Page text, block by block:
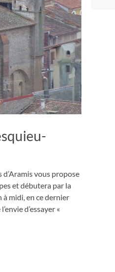
vous propose
et débutera par la
à midi, en ce dernier
d’essayer «